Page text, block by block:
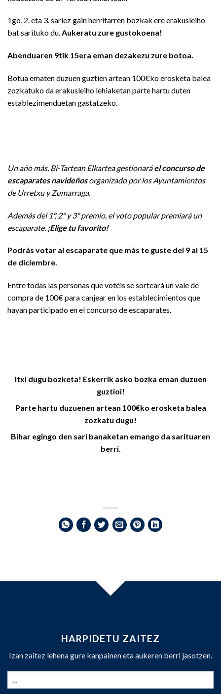
1go, 2. eta 3. sariez gain herritarren bozkak ere erakusleiho
bat sarituko du.Aukeratu zure gustokoena!
Abenduaren 9tik 15era eman dezakezu zure botoa.
Botua ematen duzuen guztien artean 100€ko erosketa balea
zozkatuko da erakusleiho lehiaketan parte hartu duten
establezimenduetan gastatzeko.
Un año más, Bi-Tartean Elkartea gestionaráel concurso de
escaparates navideñosorganizado por los Ayuntamientos
de Urretxu y Zumarraga.
Además del 1º, 2º y 3º premio, el voto popular premiará un
escaparate. ¡Elige tu favorito!
Podrás votar al escaparate que más te guste del 9 al 15
de diciembre.
Entre todas las personas que votéis se sorteará un vale de
compra de 100€ para canjear en los establecimientos que
hayan participado en el concurso de escaparates.
Itxi dugu bozketa! Eskerrik asko bozka eman duzuen
guztioi!
Parte hartu duzuenen artean 100€ko erosketa balea
zozkatu dugu!
Bihar egingo den sari banaketan emango da sarituaren
berri.
HARPIDETU ZAITEZ
Izan zaitez lehena gure kanpainen eta aukeren berri jasotzen.